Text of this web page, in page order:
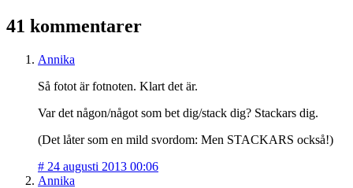
41 kommentarer
Annika
Så fotot är fotnoten. Klart det är.
Var det någon/något som bet dig/stack dig? Stackars dig.
(Det låter som en mild svordom: Men STACKARS också!)
# 24 augusti 2013 00:06
Annika